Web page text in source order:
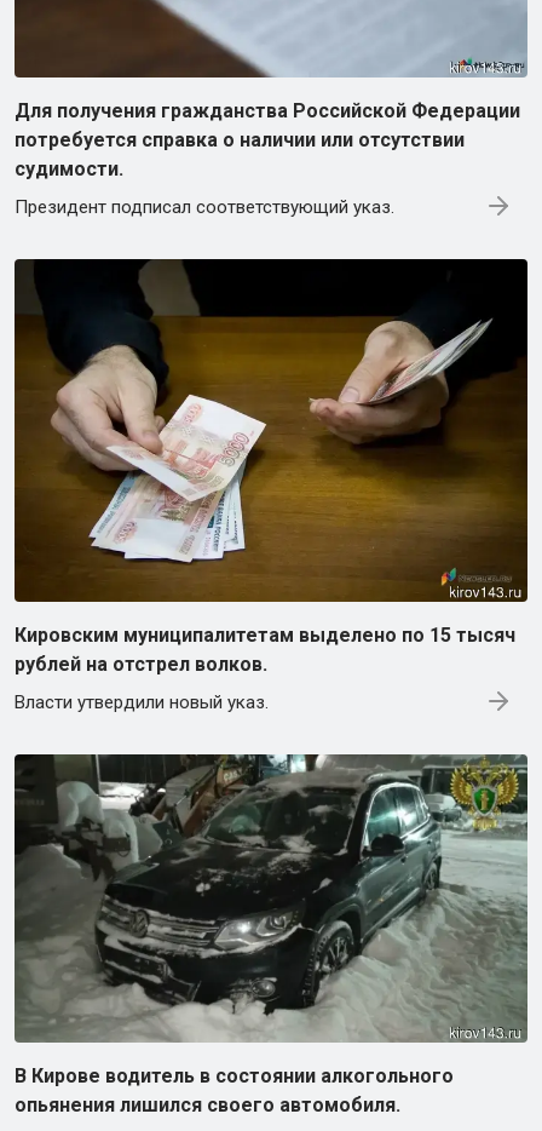
Для получения гражданства Российской Федерации
потребуется справка о наличии или отсутствии
судимости.
Президент подписал соответствующий указ.
Кировским муниципалитетам выделено по 15 тысяч
рублей на отстрел волков.
Власти утвердили новый указ.
В Кирове водитель в состоянии алкогольного
опьянения лишился своего автомобиля.